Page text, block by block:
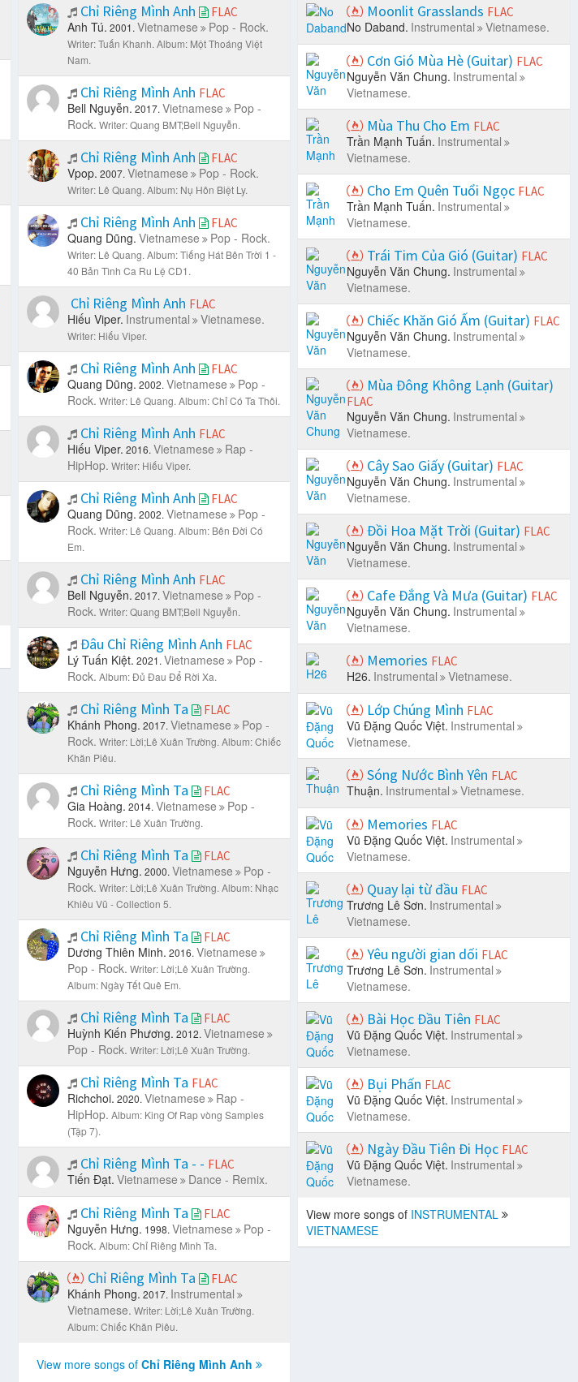
Chỉ Riêng Mình Anh FLAC
Anh Tú. 2001. Vietnamese Pop - Rock.
Writer: Tuấn Khanh. Album: Một Thoáng Việt
Nam.
Chỉ Riêng Mình Anh FLAC
Bell Nguyễn. 2017. Vietnamese
Pop -
Rock. Writer: Quang BMT;Bell Nguyễn.
Chỉ Riêng Mình Anh FLAC
Vpop. 2007. Vietnamese Pop - Rock.
Writer: Lê Quang. Album: Nụ Hôn Biệt Ly.
Chỉ Riêng Mình Anh FLAC
Quang Dũng. Vietnamese Pop - Rock.
Writer: Lê Quang. Album: Tiếng Hát Bên Trời 1 -
40 Bản Tình Ca Ru Lệ CD1.
Chỉ Riêng Mình Anh FLAC
Hiếu Viper. Instrumental Vietnamese.
Writer: Hiếu Viper.
Chỉ Riêng Mình Anh FLAC
Quang Dũng. 2002. Vietnamese
Pop -
Rock. Writer: Lê Quang. Album: Chỉ Có Ta Thôi.
Chỉ Riêng Mình Anh FLAC
Hiếu Viper. 2016. Vietnamese
Rap -
HipHop. Writer: Hiếu Viper.
Chỉ Riêng Mình Anh FLAC
Quang Dũng. 2002. Vietnamese
Pop -
Rock. Writer: Lê Quang. Album: Bên Đời Có
Em.
Chỉ Riêng Mình Anh FLAC
Bell Nguyễn. 2017. Vietnamese
Pop -
Rock. Writer: Quang BMT;Bell Nguyễn.
Đâu Chỉ Riêng Mình Anh FLAC
Lý Tuấn Kiệt. 2021. Vietnamese
Pop -
Rock. Album: Đủ Đau Để Rời Xa.
Chỉ Riêng Mình Ta FLAC
Khánh Phong. 2017. Vietnamese
Pop -
Rock. Writer: Lời;Lê Xuân Trường. Album: Chiếc
Khăn Piêu.
Chỉ Riêng Mình Ta FLAC
Gia Hoàng. 2014. Vietnamese
Pop -
Rock. Writer: Lê Xuân Trường.
Chỉ Riêng Mình Ta FLAC
Nguyễn Hưng. 2000. Vietnamese
Pop -
Rock. Writer: Lời;Lê Xuân Trường. Album: Nhạc
Khiêu Vũ - Collection 5.
Chỉ Riêng Mình Ta FLAC
Dương Thiên Minh. 2016. Vietnamese
Pop - Rock. Writer: Lời;Lê Xuân Trường.
Album: Ngày Tết Quê Em.
Chỉ Riêng Mình Ta FLAC
Huỳnh Kiến Phương. 2012. Vietnamese
Pop - Rock. Writer: Lời;Lê Xuân Trường.
Chỉ Riêng Mình Ta FLAC
Richchoi. 2020. Vietnamese
Rap -
HipHop. Album: King Of Rap vòng Samples
(Tập 7).
Chỉ Riêng Mình Ta - - FLAC
Tiến Đạt. Vietnamese Dance - Remix.
Chỉ Riêng Mình Ta FLAC
Nguyễn Hưng. 1998. Vietnamese
Pop -
Rock. Album: Chỉ Riêng Mình Ta.
Chỉ Riêng Mình Ta FLAC
Khánh Phong. 2017. Instrumental
Vietnamese. Writer: Lời;Lê Xuân Trường.
Album: Chiếc Khăn Piêu.
View more songs of Chỉ Riêng Mình Anh
Moonlit Grasslands FLAC
No Daband. Instrumental Vietnamese.
Cơn Gió Mùa Hè (Guitar) FLAC
Nguyễn Văn Chung. Instrumental
Vietnamese.
Mùa Thu Cho Em FLAC
Trần Mạnh Tuấn. Instrumental
Vietnamese.
Cho Em Quên Tuổi Ngọc FLAC
Trần Mạnh Tuấn. Instrumental
Vietnamese.
Trái Tim Của Gió (Guitar) FLAC
Nguyễn Văn Chung. Instrumental
Vietnamese.
Chiếc Khăn Gió Ấm (Guitar) FLAC
Nguyễn Văn Chung. Instrumental
Vietnamese.
Mùa Đông Không Lạnh (Guitar)
FLAC
Nguyễn Văn Chung. Instrumental
Vietnamese.
Cây Sao Giấy (Guitar) FLAC
Nguyễn Văn Chung. Instrumental
Vietnamese.
Đồi Hoa Mặt Trời (Guitar) FLAC
Nguyễn Văn Chung. Instrumental
Vietnamese.
Cafe Đắng Và Mưa (Guitar) FLAC
Nguyễn Văn Chung. Instrumental
Vietnamese.
Memories FLAC
H26. Instrumental Vietnamese.
Lớp Chúng Mình FLAC
Vũ Đặng Quốc Việt. Instrumental
Vietnamese.
Sóng Nước Bình Yên FLAC
Thuận. Instrumental Vietnamese.
Memories FLAC
Vũ Đặng Quốc Việt. Instrumental
Vietnamese.
Quay lại từ đầu FLAC
Trương Lê Sơn. Instrumental
Vietnamese.
Yêu người gian dối FLAC
Trương Lê Sơn. Instrumental
Vietnamese.
Bài Học Đầu Tiên FLAC
Vũ Đặng Quốc Việt. Instrumental
Vietnamese.
Bụi Phấn FLAC
Vũ Đặng Quốc Việt. Instrumental
Vietnamese.
Ngày Đầu Tiên Đi Học FLAC
Vũ Đặng Quốc Việt. Instrumental
Vietnamese.
View more songs of INSTRUMENTAL
VIETNAMESE